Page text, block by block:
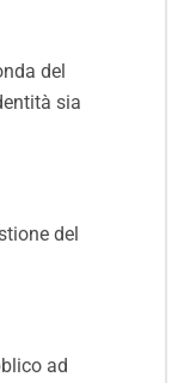
del
sia
del
ad